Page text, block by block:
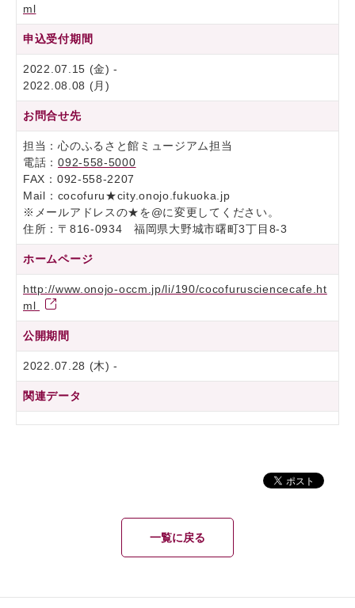
ml
申込受付期間
2022.07.15 (金) -
2022.08.08 (月)
お問合せ先
担当：心のふるさと館ミュージアム担当
電話：092-558-5000
FAX：092-558-2207
Mail：cocofuru★city.onojo.fukuoka.jp
※メールアドレスの★を@に変更してください。
住所：〒816-0934 福岡県大野城市曙町3丁目8-3
ホームページ
http://www.onojo-occm.jp/li/190/cocofurusciencecafe.ht
ml
公開期間
2022.07.28 (木) -
関連データ
一覧に戻る